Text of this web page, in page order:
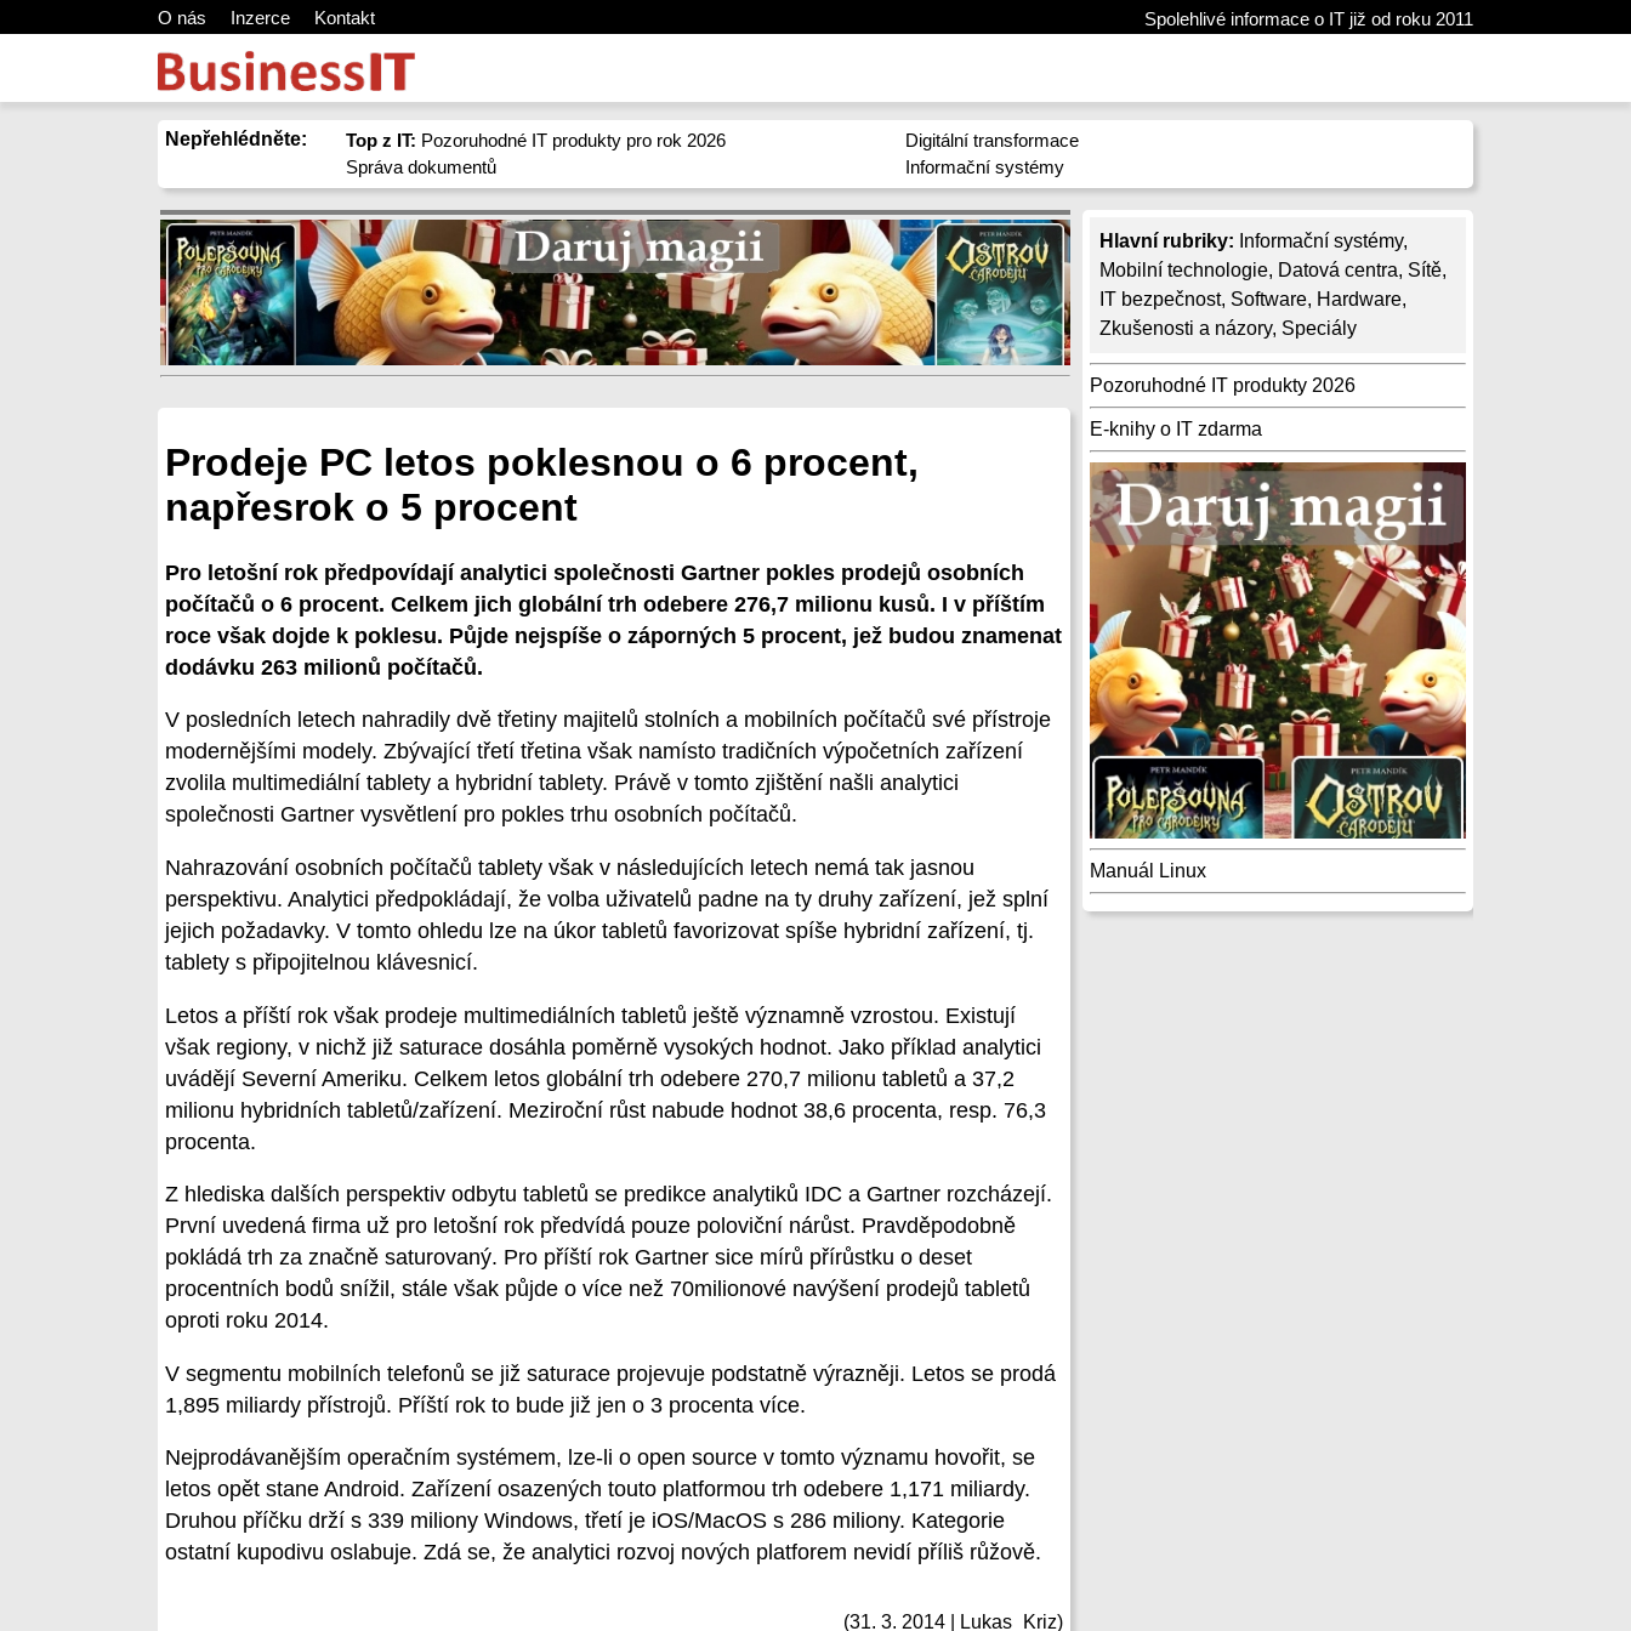
O nás Inzerce Kontakt Spolehlivé informace o IT již od roku 2011
Nepřehlédněte: Top z IT: Pozoruhodné IT produkty pro rok 2026
Správa dokumentů
Digitální transformace
Informační systémy
Hlavní rubriky: Informační systémy,
Mobilní technologie, Datová centra, Sítě,
IT bezpečnost, Software, Hardware,
Zkušenosti a názory, Speciály
Pozoruhodné IT produkty 2026
E-knihy o IT zdarma
Manuál Linux
Prodeje PC letos poklesnou o 6 procent,
napřesrok o 5 procent
Pro letošní rok předpovídají analytici společnosti Gartner pokles prodejů osobních
počítačů o 6 procent. Celkem jich globální trh odebere 276,7 milionu kusů. I v příštím
roce však dojde k poklesu. Půjde nejspíše o záporných 5 procent, jež budou znamenat
dodávku 263 milionů počítačů.
V posledních letech nahradily dvě třetiny majitelů stolních a mobilních počítačů své přístroje
modernějšími modely. Zbývající třetí třetina však namísto tradičních výpočetních zařízení
zvolila multimediální tablety a hybridní tablety. Právě v tomto zjištění našli analytici
společnosti Gartner vysvětlení pro pokles trhu osobních počítačů.
Nahrazování osobních počítačů tablety však v následujících letech nemá tak jasnou
perspektivu. Analytici předpokládají, že volba uživatelů padne na ty druhy zařízení, jež splní
jejich požadavky. V tomto ohledu lze na úkor tabletů favorizovat spíše hybridní zařízení, tj.
tablety s připojitelnou klávesnicí.
Letos a příští rok však prodeje multimediálních tabletů ještě významně vzrostou. Existují
však regiony, v nichž již saturace dosáhla poměrně vysokých hodnot. Jako příklad analytici
uvádějí Severní Ameriku. Celkem letos globální trh odebere 270,7 milionu tabletů a 37,2
milionu hybridních tabletů/zařízení. Meziroční růst nabude hodnot 38,6 procenta, resp. 76,3
procenta.
Z hlediska dalších perspektiv odbytu tabletů se predikce analytiků IDC a Gartner rozcházejí.
První uvedená firma už pro letošní rok předvídá pouze poloviční nárůst. Pravděpodobně
pokládá trh za značně saturovaný. Pro příští rok Gartner sice mírů přírůstku o deset
procentních bodů snížil, stále však půjde o více než 70milionové navýšení prodejů tabletů
oproti roku 2014.
V segmentu mobilních telefonů se již saturace projevuje podstatně výrazněji. Letos se prodá
1,895 miliardy přístrojů. Příští rok to bude již jen o 3 procenta více.
Nejprodávanějším operačním systémem, lze-li o open source v tomto významu hovořit, se
letos opět stane Android. Zařízení osazených touto platformou trh odebere 1,171 miliardy.
Druhou příčku drží s 339 miliony Windows, třetí je iOS/MacOS s 286 miliony. Kategorie
ostatní kupodivu oslabuje. Zdá se, že analytici rozvoj nových platforem nevidí příliš růžově.
(31. 3. 2014 | Lukas_Kriz)